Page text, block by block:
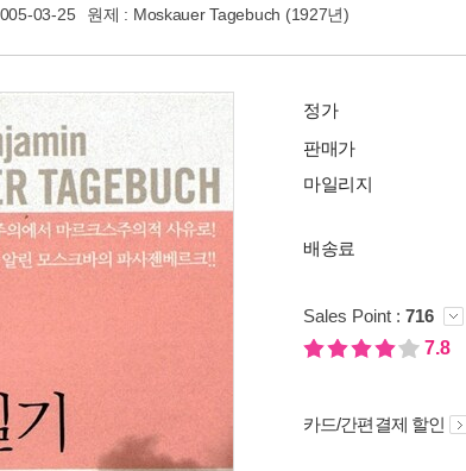
03-25 원제 : Moskauer Tagebuch (1927년)
정가
판매가
마일리지
배송료
Sales Point : 716
7.8
카드/간편결제 할인